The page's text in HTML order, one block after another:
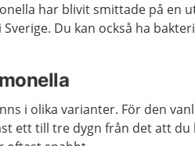
har blivit smittade på en
Du kan också ha
i olika varianter. För den
ett till tre dygn från det att